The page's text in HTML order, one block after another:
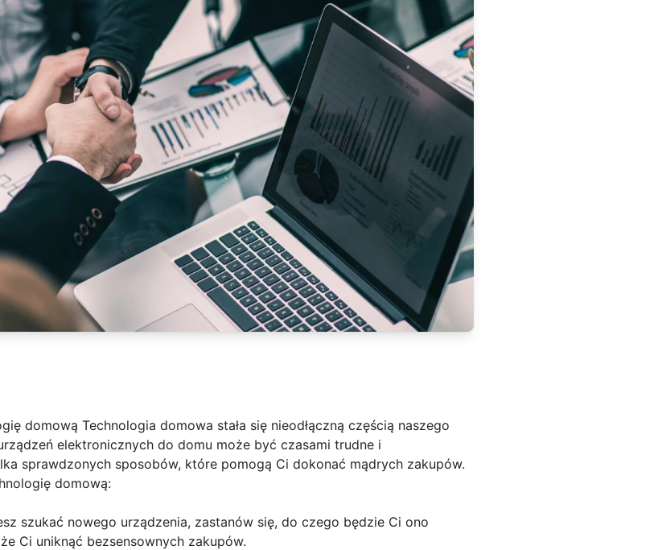
domową Technologia domowa stała się nieodłączną częścią naszego
elektronicznych do domu może być czasami trudne i
sprawdzonych sposobów, które pomogą Ci dokonać mądrych zakupów.
domową:
szukać nowego urządzenia, zastanów się, do czego będzie Ci ono
Ci uniknąć bezsensownych zakupów.